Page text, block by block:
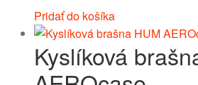
Pridať do košíka
Kyslíková